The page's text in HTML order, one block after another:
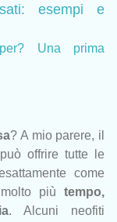
esempi e
Una prima
? A mio parere, il
offrire tutte le
come
più tempo,
. Alcuni neofiti